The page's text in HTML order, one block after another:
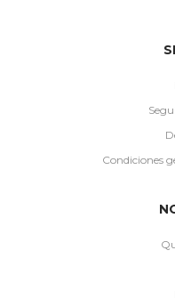
Condiciones